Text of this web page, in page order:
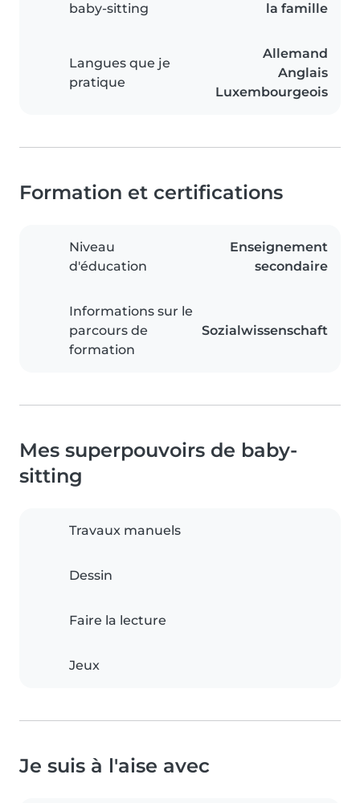
baby-sitting
la famille
Langues que je
pratique
Allemand
Anglais
Luxembourgeois
Formation et certifications
Niveau
d'éducation
Enseignement
secondaire
Informations sur le
parcours de
formation
Sozialwissenschaft
Mes superpouvoirs de baby-
sitting
Travaux manuels
Dessin
Faire la lecture
Jeux
Je suis à l'aise avec